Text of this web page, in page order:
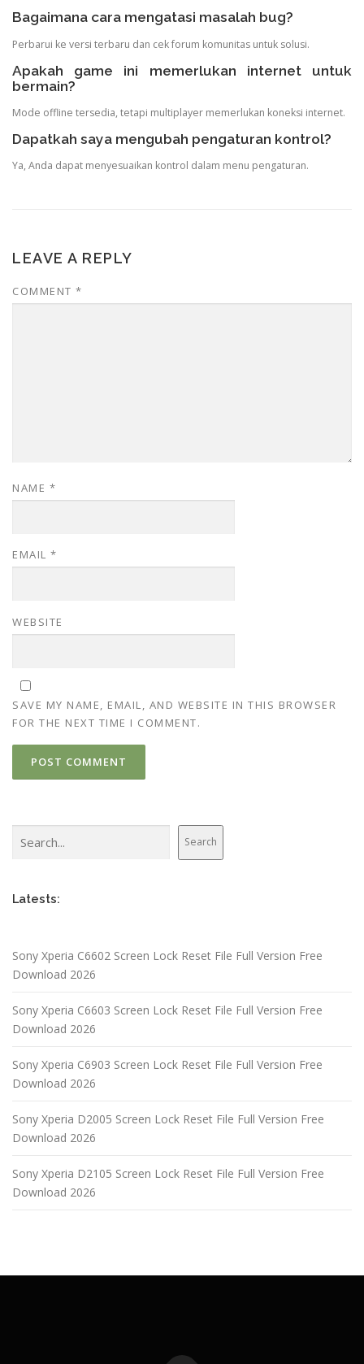
Bagaimana cara mengatasi masalah bug?
Perbarui ke versi terbaru dan cek forum komunitas untuk solusi.
Apakah game ini memerlukan internet untuk
bermain?
Mode offline tersedia, tetapi multiplayer memerlukan koneksi internet.
Dapatkah saya mengubah pengaturan kontrol?
Ya, Anda dapat menyesuaikan kontrol dalam menu pengaturan.
LEAVE A REPLY
COMMENT *
NAME *
EMAIL *
WEBSITE
SAVE MY NAME, EMAIL, AND WEBSITE IN THIS BROWSER
FOR THE NEXT TIME I COMMENT.
Search
Latests:
Sony Xperia C6602 Screen Lock Reset File Full Version Free
Download 2026
Sony Xperia C6603 Screen Lock Reset File Full Version Free
Download 2026
Sony Xperia C6903 Screen Lock Reset File Full Version Free
Download 2026
Sony Xperia D2005 Screen Lock Reset File Full Version Free
Download 2026
Sony Xperia D2105 Screen Lock Reset File Full Version Free
Download 2026